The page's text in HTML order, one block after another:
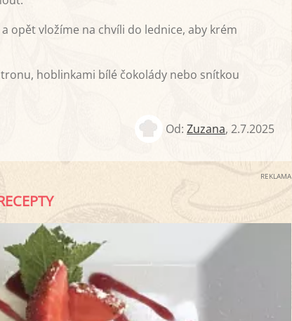
opět vložíme na chvíli do lednice, aby krém
hoblinkami bílé čokolády nebo snítkou
Od:Zuzana,2.7.2025
REKLAMA